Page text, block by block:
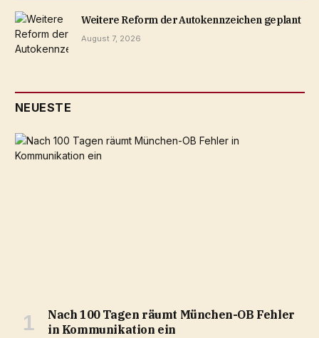
Weitere Reform der Autokennzeichen geplant
August 7, 2026
NEUESTE
Nach 100 Tagen räumt München-OB Fehler
in Kommunikation ein